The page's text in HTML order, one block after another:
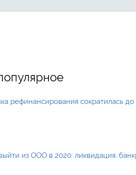
рефинансирования сократилась
из ООО в 2020: ликвидация,